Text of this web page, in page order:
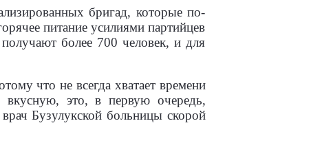
бригад, которые по-
питание усилиями партийцев
более 700 человек, и для
что не всегда хватает времени
вкусную, это, в первую очередь,
Бузулукской больницы скорой